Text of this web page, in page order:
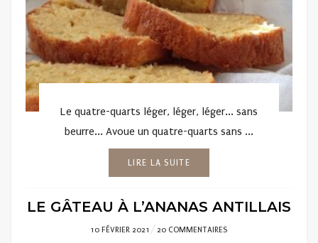
Le quatre-quarts léger, léger, léger... sans
beurre... Avoue un quatre-quarts sans ...
LIRE LA SUITE
LE GÂTEAU À L’ANANAS ANTILLAIS
POSTED
10 FÉVRIER 2021 20 COMMENTAIRES